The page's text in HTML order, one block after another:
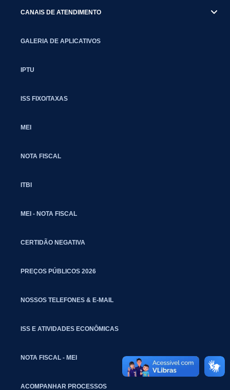
CANAIS DE ATENDIMENTO
GALERIA DE APLICATIVOS
IPTU
ISS FIXO/TAXAS
MEI
NOTA FISCAL
ITBI
MEI - NOTA FISCAL
CERTIDÃO NEGATIVA
PREÇOS PÚBLICOS 2026
NOSSOS TELEFONES & E-MAIL
ISS E ATIVIDADES ECONÔMICAS
NOTA FISCAL - MEI
ACOMPANHAR PROCESSOS